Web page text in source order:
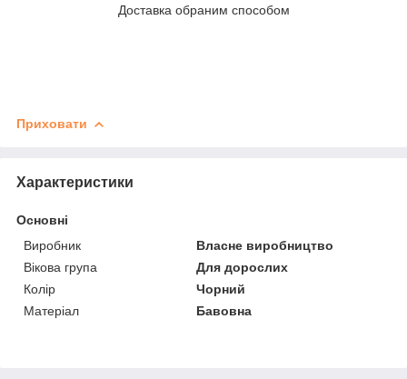
Доставка обраним способом
Приховати
Характеристики
Основні
Виробник
Власне виробництво
Вікова група
Для дорослих
Колір
Чорний
Матеріал
Бавовна